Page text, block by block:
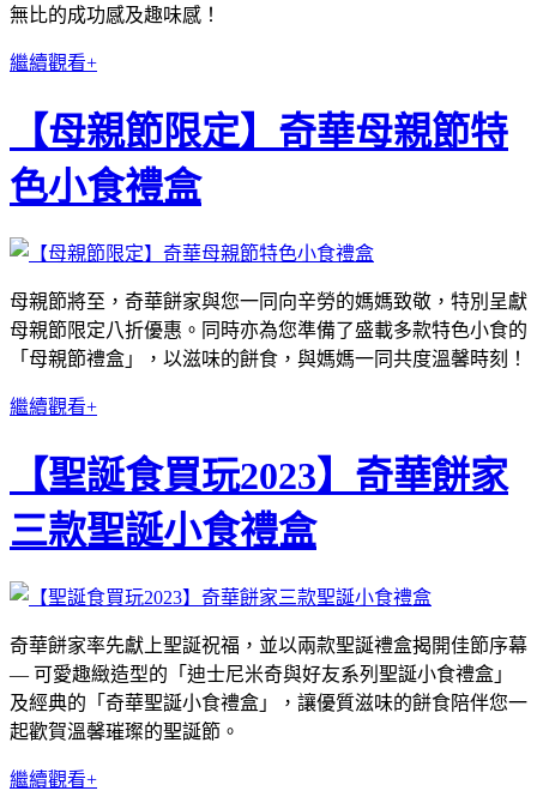
無比的成功感及趣味感！
繼續觀看+
【母親節限定】奇華母親節特
色小食禮盒
母親節將至，奇華餅家與您一同向辛勞的媽媽致敬，特別呈獻
母親節限定八折優惠。同時亦為您準備了盛載多款特色小食的
「母親節禮盒」，以滋味的餅食，與媽媽一同共度溫馨時刻！
繼續觀看+
【聖誕食買玩2023】奇華餅家
三款聖誕小食禮盒
奇華餅家率先獻上聖誕祝福，並以兩款聖誕禮盒揭開佳節序幕
— 可愛趣緻造型的「迪士尼米奇與好友系列聖誕小食禮盒」
及經典的「奇華聖誕小食禮盒」，讓優質滋味的餅食陪伴您一
起歡賀溫馨璀璨的聖誕節。
繼續觀看+